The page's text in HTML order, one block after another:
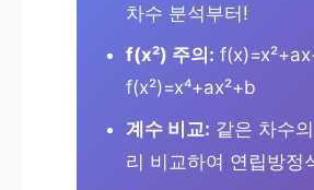
차수 분석부터!
f(x²) 주의:
f(x²)=x⁴+ax²+b
계수 비교: 같은 차수
리 비교하여 연립방정